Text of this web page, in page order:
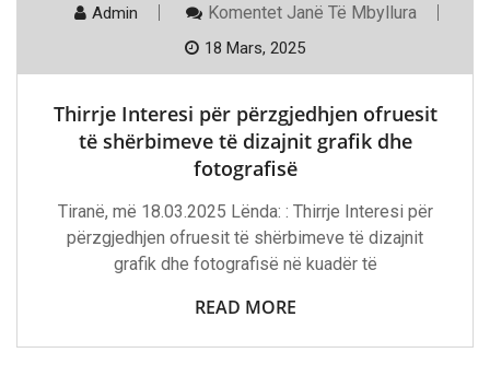
Admin Komentet Te
Interesi
Përzgjedhjen
Të
Shërbimeve
Të
Dizajnit
Dhe
Fotografisë
Janë Të Mbyllura
18 Mars, 2025
Thirrje Interesi për përzgjedhjen ofruesit
të shërbimeve të dizajnit grafik dhe
fotografisë
Tiranë, më 18.03.2025 Lënda: : Thirrje Interesi për
përzgjedhjen ofruesit të shërbimeve të dizajnit
grafik dhe fotografisë në kuadër të
READ MORE